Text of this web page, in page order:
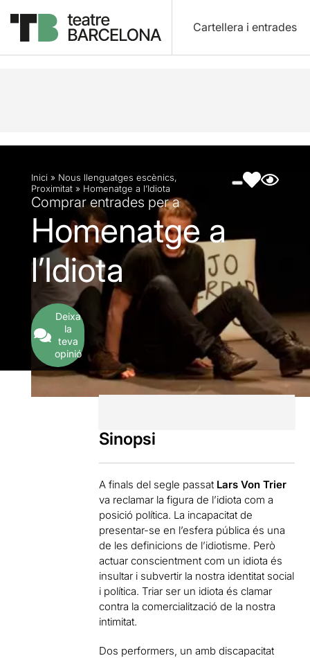
Cartellera i entrades
Descripció Fitxa artística Fotos i vídeos
Inici » Nous llenguatges escènics,
Proximitat » Homenatge a l’Idiota
Comprar entrades per a
Homenatge a
l’Idiota
Deixa
la
teva
opinió
Sinopsi
A finals del segle passat Lars Von Trier
va reclamar la figura de l’idiota com a
posició política. La incapacitat de
presentar-se en l’esfera pública és una
de les definicions de l’idiotisme. Però
actuar conscientment com un idiota és
insultar i subvertir la nostra identitat social
i política. Triar ser un idiota és clamar
contra la comercialització de la nostra
intimitat.
Dos performers, un amb discapacitat